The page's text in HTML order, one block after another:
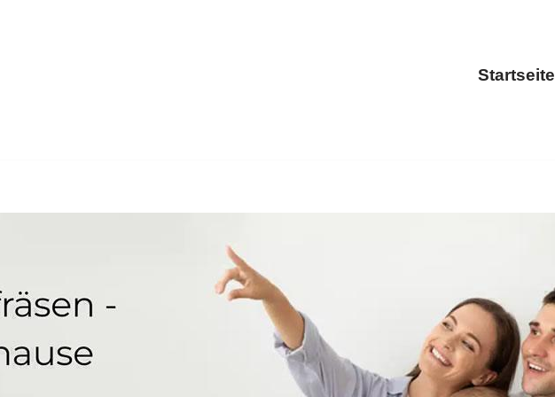
Startseite